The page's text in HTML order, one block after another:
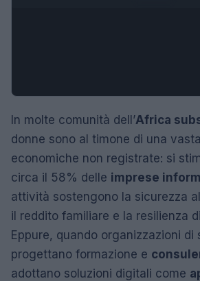
In molte comunità dell’Africa
donne sono al timone di una
economiche non registrate: si
circa il 58% delle imprese
attività sostengono la sicurezza
il reddito familiare e la resilienza
Eppure, quando organizzazioni di
progettano formazione e
adottano soluzioni digitali come